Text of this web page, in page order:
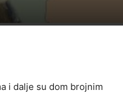
i dalje su dom brojnim